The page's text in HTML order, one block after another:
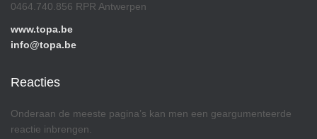
0464.740.856 RPR Antwerpen
www.topa.be
info@topa.be
Reacties
Onderaan de meeste pagina’s kan men een geargumenteerde
reactie inbrengen.